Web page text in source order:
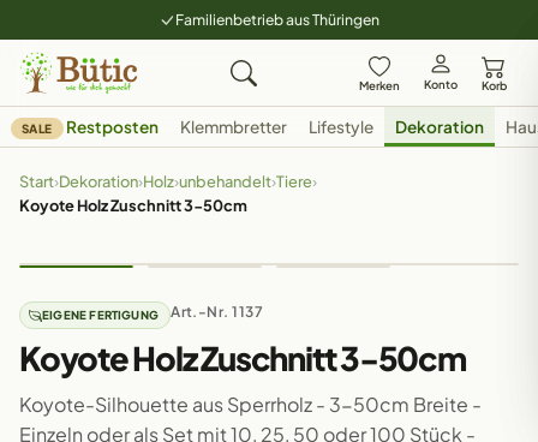
Familienbetrieb aus Thüringen
Merken Konto Korb
SALE Restposten Klemmbretter Lifestyle Dekoration
Start›Dekoration›Holz›unbehandelt›Tiere›
Koyote Holz Zuschnitt 3-50cm
EIGENE FERTIGUNG Art.-Nr. 1137
Koyote Holz Zuschnitt 3-50cm
Koyote-Silhouette aus Sperrholz - 3-50cm Breite -
Einzeln oder als Set mit 10, 25, 50 oder 100 Stück -